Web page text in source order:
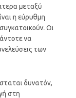
μεταξύ
η εύρυθμη
Οι
να
των
δυνατόν,
στη